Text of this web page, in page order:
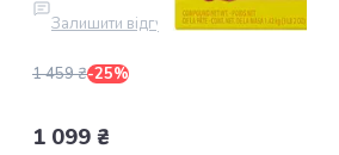
Залишити відгук
1 459 ₴-25%
1 099 ₴